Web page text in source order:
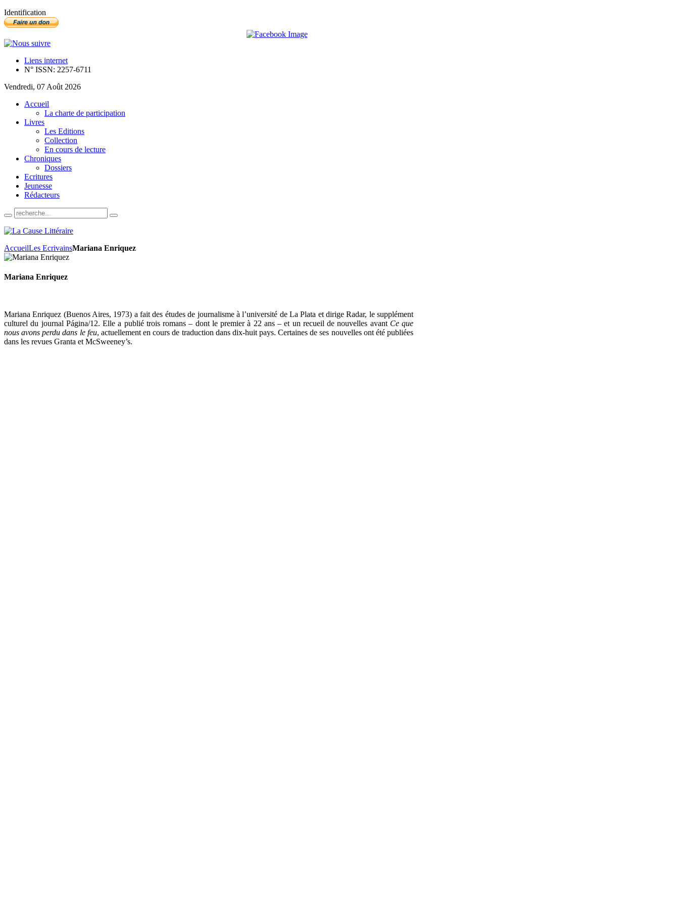
Identification
Liens internet
N° ISSN: 2257-6711
Vendredi, 07 Août 2026
Accueil
La charte de participation
Livres
Les Editions
Collection
En cours de lecture
Chroniques
Dossiers
Ecritures
Jeunesse
Rédacteurs
AccueilLes EcrivainsMariana Enriquez
Mariana Enriquez
Mariana Enriquez (Buenos Aires, 1973) a fait des études de journalisme à l’université de La Plata et dirige Radar, le supplément
culturel du journal Página/12. Elle a publié trois romans – dont le premier à 22 ans – et un recueil de nouvelles avant Ce que
nous avons perdu dans le feu, actuellement en cours de traduction dans dix-huit pays. Certaines de ses nouvelles ont été publiées
dans les revues Granta et McSweeney’s.